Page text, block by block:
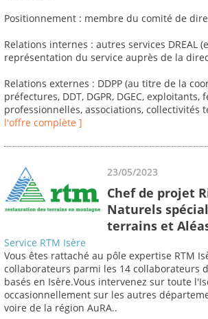
Positionnement : membre du comité de
Relations internes : autres services DREAL
représentation du service auprès de la
Relations externes : DDPP (au titre de la
préfectures, DDT, DGPR, DGEC, exploitants,
professionnelles, associations, collectivités
l'offre complète ]
23/05/2023
Chef de projet
Naturels
terrains et
Service RTM Isère
Vous êtes rattaché au pôle expertise RTM
collaborateurs parmi les 14 collaborateurs
basés en Isère.Vous intervenez sur toute
occasionnellement sur les autres
voire de la région AuRA..